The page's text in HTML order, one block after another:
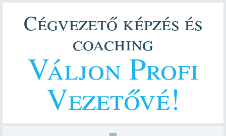
Cégvezető képzés és
coaching
Váljon Profi
Vezetővé!